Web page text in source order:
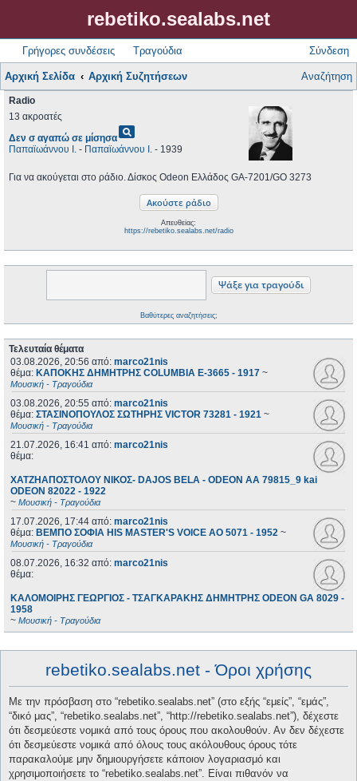
rebetiko.sealabs.net
Γρήγορες συνδέσεις Τραγούδια Σύνδεση
Αρχική Σελίδα Αρχική Συζητήσεων Αναζήτηση
Radio
13 ακροατές
Δεν σ αγαπώ σε μίσησαpageview
Παπαϊωάννου Ι. - Παπαϊωάννου Ι. - 1939
Για να ακούγεται στο ράδιο. Δίσκος Odeon Ελλάδος GA-7201/GO 3273
Απευθείας:
https://rebetiko.sealabs.net/radio
Βαθύτερες αναζητήσεις;
Τελευταία θέματα
03.08.2026, 20:56 από: marco21nis
θέμα: ΚΑΠΟΚΗΣ ΔΗΜΗΤΡΗΣ COLUMBIA E-3665 - 1917 ~
Μουσική - Τραγούδια
03.08.2026, 20:55 από: marco21nis
θέμα: ΣΤΑΣΙΝΟΠΟΥΛΟΣ ΣΩΤΗΡΗΣ VICTOR 73281 - 1921 ~
Μουσική - Τραγούδια
21.07.2026, 16:41 από: marco21nis
θέμα:
ΧΑΤΖΗΑΠΟΣΤΟΛΟΥ ΝΙΚΟΣ- DAJOS BELA - ODEON AA 79815_9 kai
ODEON 82022 - 1922
~ Μουσική - Τραγούδια
17.07.2026, 17:44 από: marco21nis
θέμα: ΒΕΜΠΟ ΣΟΦΙΑ HIS MASTER'S VOICE AO 5071 - 1952 ~
Μουσική - Τραγούδια
08.07.2026, 16:32 από: marco21nis
θέμα:
ΚΑΛΟΜΟΙΡΗΣ ΓΕΩΡΓΙΟΣ - ΤΣΑΓΚΑΡΑΚΗΣ ΔΗΜΗΤΡΗΣ ODEON GA 8029 -
1958
~ Μουσική - Τραγούδια
rebetiko.sealabs.net - Όροι χρήσης
Με την πρόσβαση στο “rebetiko.sealabs.net” (στο εξής “εμείς”, “εμάς”,
“δικό μας”, “rebetiko.sealabs.net”, “http://rebetiko.sealabs.net”), δέχεστε
ότι δεσμεύεστε νομικά από τους όρους που ακολουθούν. Αν δεν δέχεστε
ότι δεσμεύεστε νομικά από όλους τους ακόλουθους όρους τότε
παρακαλούμε μην δημιουργήσετε κάποιον λογαριασμό και
χρησιμοποιήσετε το “rebetiko.sealabs.net”. Είναι πιθανόν να